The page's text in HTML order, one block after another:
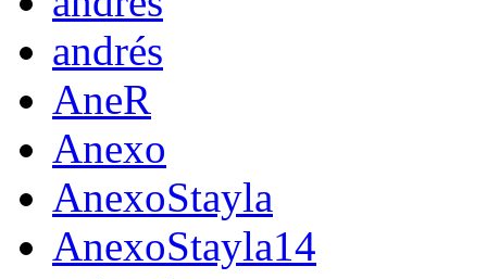
andrés
AneR
Anexo
AnexoStayla
AnexoStayla14